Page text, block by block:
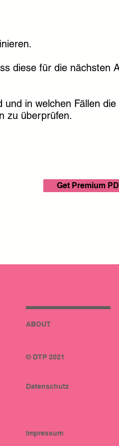
diese für die nächsten
in welchen Fällen
zu überprüfen.
Get Premium
ABOUT
© DTP 2021
Datenschutz
Impressum